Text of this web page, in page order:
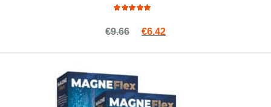
4.89
из
€9.66 Первоначальная цена
€6.42